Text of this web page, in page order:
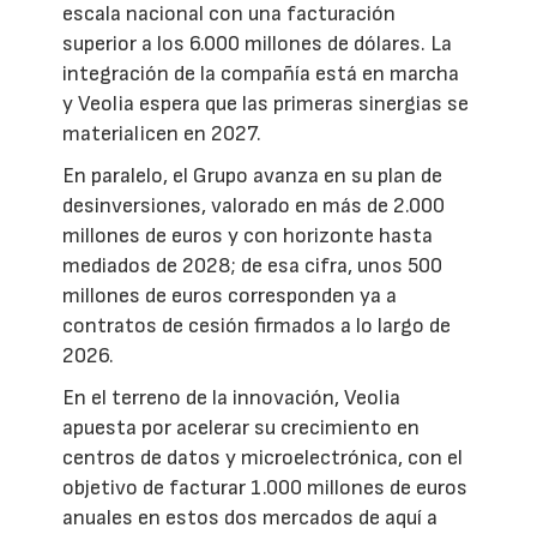
escala nacional con una facturación
superior a los 6.000 millones de dólares. La
integración de la compañía está en marcha
y Veolia espera que las primeras sinergias se
materialicen en 2027.
En paralelo, el Grupo avanza en su plan de
desinversiones, valorado en más de 2.000
millones de euros y con horizonte hasta
mediados de 2028; de esa cifra, unos 500
millones de euros corresponden ya a
contratos de cesión firmados a lo largo de
2026.
En el terreno de la innovación, Veolia
apuesta por acelerar su crecimiento en
centros de datos y microelectrónica, con el
objetivo de facturar 1.000 millones de euros
anuales en estos dos mercados de aquí a